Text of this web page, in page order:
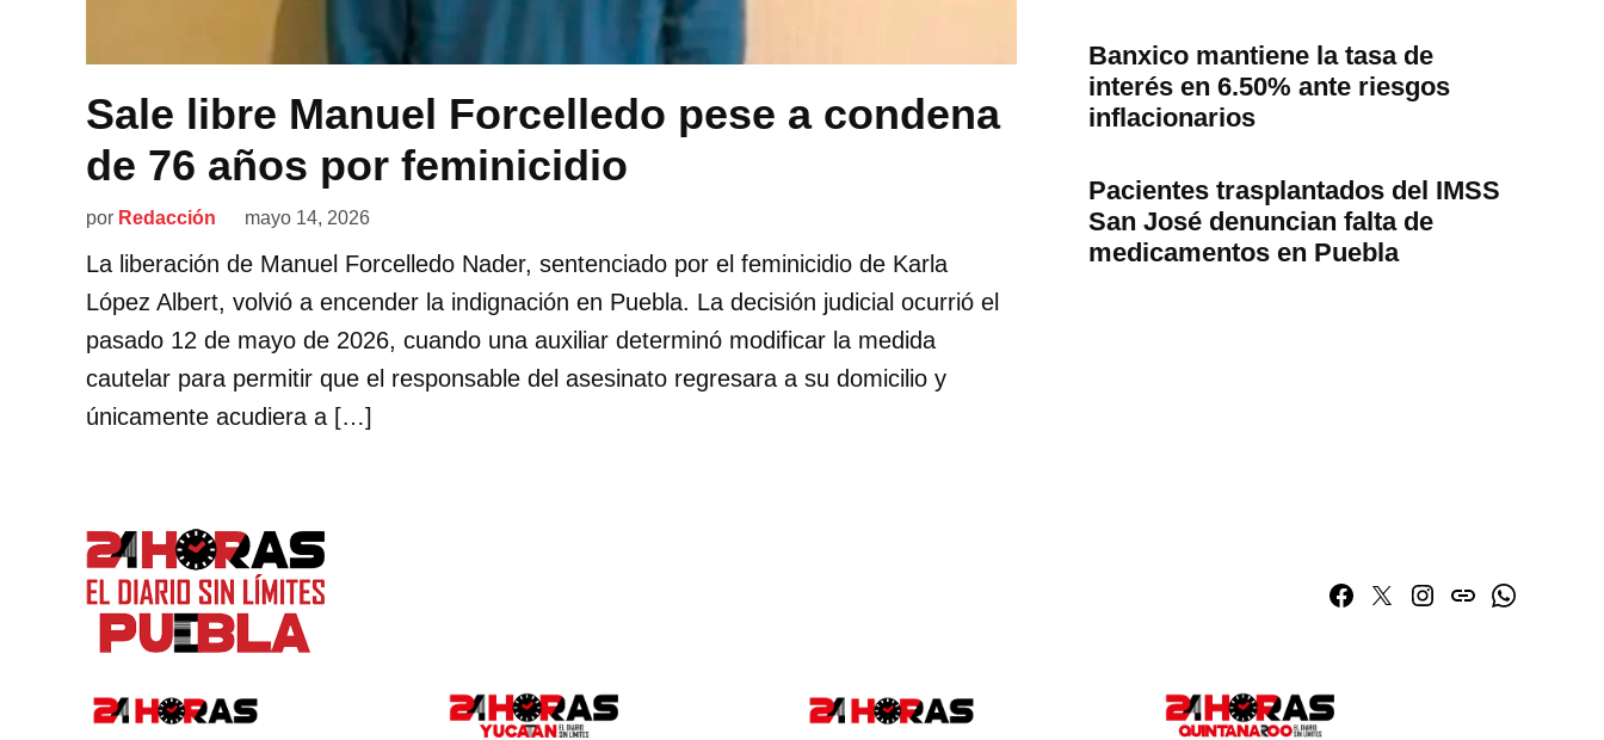
Sale libre Manuel Forcelledo pese a condena
de 76 años por feminicidio
por Redacción mayo 14, 2026
La liberación de Manuel Forcelledo Nader, sentenciado por el feminicidio de Karla
López Albert, volvió a encender la indignación en Puebla. La decisión judicial ocurrió el
pasado 12 de mayo de 2026, cuando una auxiliar determinó modificar la medida
cautelar para permitir que el responsable del asesinato regresara a su domicilio y
únicamente acudiera a […]
Banxico mantiene la tasa de
interés en 6.50% ante riesgos
inflacionarios
Pacientes trasplantados del IMSS
San José denuncian falta de
medicamentos en Puebla
Facebook
TwitterInstagram
issuuWhatsapp